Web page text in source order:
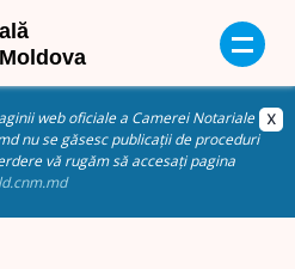
web oficiale a Camerei Notariale
nu se găsesc publicații de proceduri
vă rugăm să accesați pagina